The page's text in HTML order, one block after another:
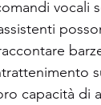
vocali
capacità di